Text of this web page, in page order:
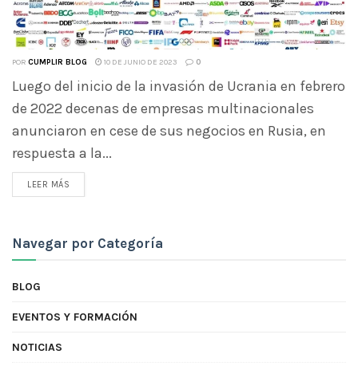
POR CUMPLIR BLOG 10 DE JUNIO DE 2023 0
Luego del inicio de la invasión de Ucrania en febrero
de 2022 decenas de empresas multinacionales
anunciaron en cese de sus negocios en Rusia, en
respuesta a la...
LEER MÁS
Navegar por Categoría
BLOG
EVENTOS Y FORMACIÓN
NOTICIAS